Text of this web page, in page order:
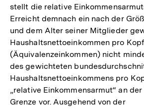
stellt die relative
Erreicht demnach ein nach der
und dem Alter seiner Mitglieder
Haushaltsnettoeinkommen pro Kopf
(Äquivalenzeinkommen) nicht
des gewichteten
Haushaltsnettoeinkommens pro
„relative Einkommensarmut“ an
Grenze vor. Ausgehend von der